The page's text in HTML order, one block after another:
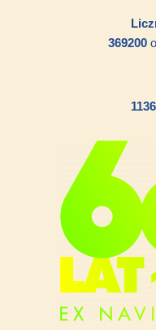
369200
1136